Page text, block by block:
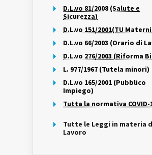
D.L.vo 81/2008 (Salute e
Sicurezza)
D.L.vo 151/2001(TU
D.L.vo 66/2003 (Orario di
D.L.vo 276/2003 (Riforma
L. 977/1967 (Tutela minori)
D.L.vo 165/2001 (Pubblico
Impiego)
Tutta la normativa COVID-
Tutte le Leggi in materia
Lavoro